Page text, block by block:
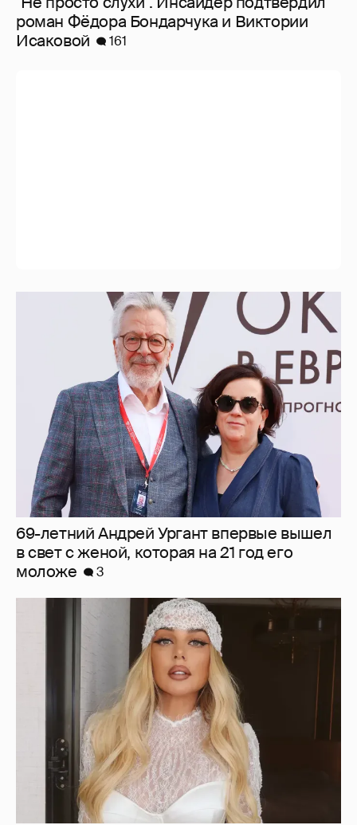
роман Фёдора Бондарчука и Виктории
Исаковой
161
69-летний Андрей Ургант впервые вышел
в свет с женой, которая на 21 год его
"Я ушла от мужа, который мне изменял, 20
лет назад". Анна Седокова заявила, что не
несёт ответственность за смерть первого